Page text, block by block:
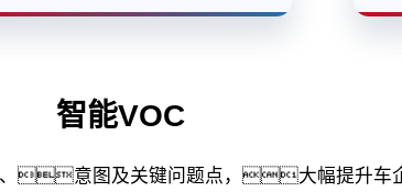
智能VOC
意图及关键问题点，大幅提升车企